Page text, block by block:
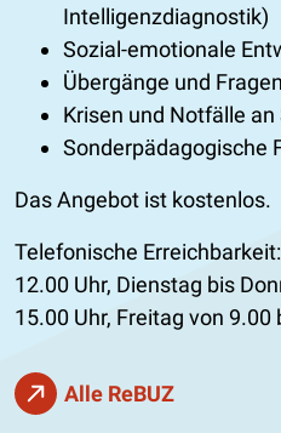
Intelligenzdiagnostik)
Sozial-emotionale
Übergänge und
Krisen und Notfälle an
Sonderpädagogische
Das Angebot ist kostenlos.
Telefonische
12.00 Uhr, Dienstag bis
15.00 Uhr, Freitag von 9.00
Alle ReBUZ